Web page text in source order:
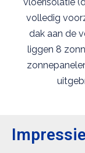
vloerisolatie
volledig
dak aan de
liggen 8
Impressie